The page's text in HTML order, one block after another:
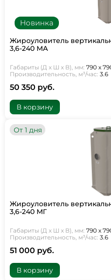
Новинка
Жироуловитель
3,6-240 МА
Габариты (Д х Ш х В), мм: 790 х
Производительность, м³/час: 3.6
50 350 руб.
В корзину
От 1 дня
Жироуловитель
3,6-240 МГ
Габариты (Д х Ш х В), мм: 790 х
Производительность, м³/час: 3.6
51 000 руб.
В корзину